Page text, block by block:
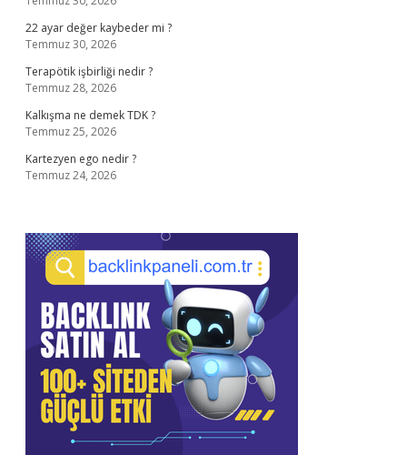
22 ayar değer kaybeder mi ?
Temmuz 30, 2026
Terapötik işbirliği nedir ?
Temmuz 28, 2026
Kalkışma ne demek TDK ?
Temmuz 25, 2026
Kartezyen ego nedir ?
Temmuz 24, 2026